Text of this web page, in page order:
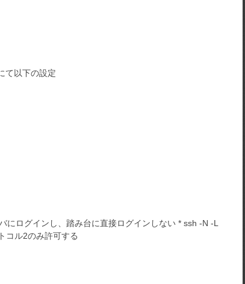
て以下の設定
にログインし、踏み台に直接ログインしない * ssh -N -L
コル2のみ許可する